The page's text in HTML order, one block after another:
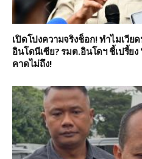
เปิดโปงความจริงช็อก! ทำไมเวีย
อินโดนีเซีย? รมต.อินโดฯ ชี้เปรี้ย
คาดไม่ถึง!